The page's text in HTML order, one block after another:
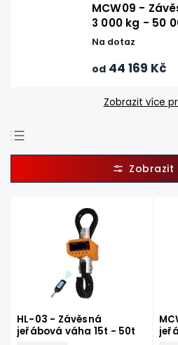
MCW09 -
3 000 kg - 50
Na dotaz
od 44 169 Kč
Zobrazit více
Doporučujeme
Nejlevnější
Nejprodávanější
Abecedně
HL-03 - Závěsná
jeřábová váha 15t - 50t